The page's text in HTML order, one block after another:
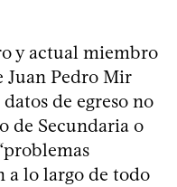
y actual miembro
Pedro Mir
de egreso no
de Secundaria o
a lo largo de todo